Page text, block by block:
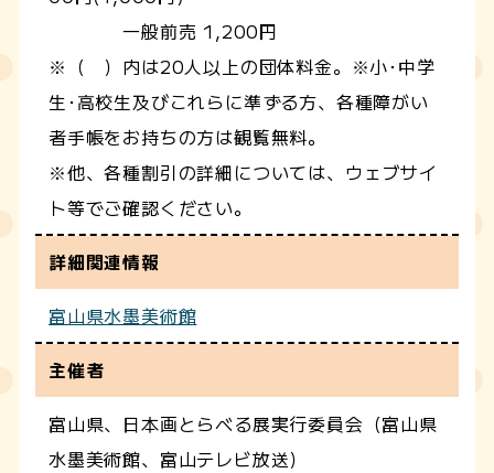
一般前売 1,200円
※（ ）内は20人以上の団体料金。※小･中学
生･高校生及びこれらに準ずる方、各種障がい
者手帳をお持ちの方は観覧無料。
※他、各種割引の詳細については、ウェブサイ
ト等でご確認ください。
詳細関連情報
富山県水墨美術館
主催者
富山県、日本画とらべる展実行委員会（富山県
水墨美術館、富山テレビ放送）